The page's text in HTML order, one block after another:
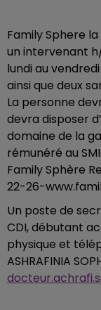
Family Sphere
un intervenant
lundi au
ainsi que deux
La personne
devra disposer
domaine de la
rémunéré au
Family Sphère
22-26-
Un poste de
CDI, débutant
physique et
ASHRAFINIA